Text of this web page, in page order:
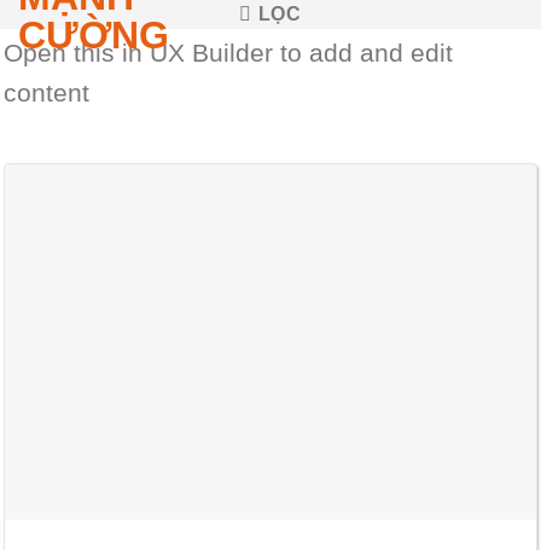
LỌC
Open this in UX Builder to add and edit
content